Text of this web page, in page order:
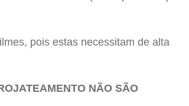
pois estas necessitam de alta
NÃO SÃO